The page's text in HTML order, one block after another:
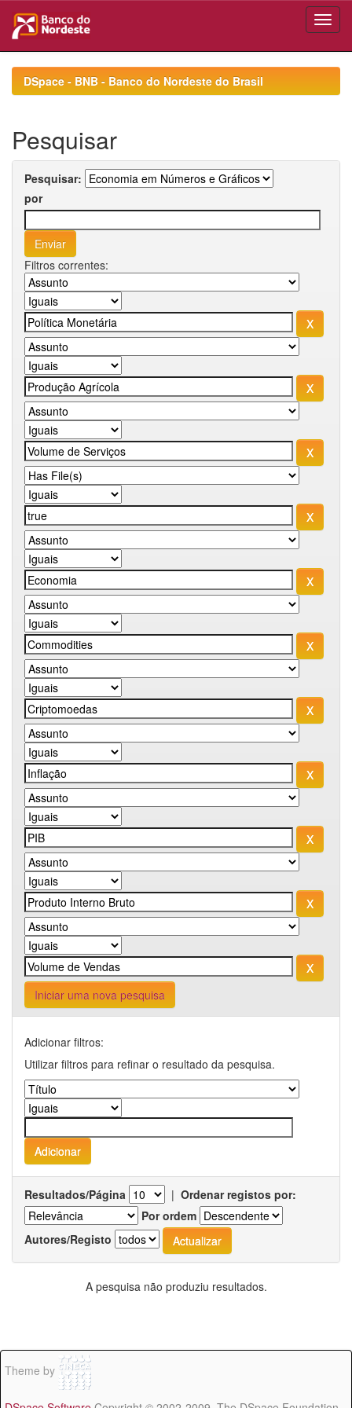
navigationDSpace - BNB - Banco do Nordeste do Brasil
Pesquisar
Pesquisar:
por
Filtros correntes:
Iniciar uma nova pesquisa
Adicionar filtros:
Utilizar filtros para refinar o resultado da pesquisa.
Resultados/Página | Ordenar registos por:
Por ordem
Autores/Registo
A pesquisa não produziu resultados.
Theme by